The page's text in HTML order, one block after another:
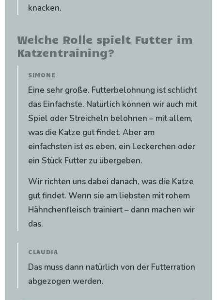
knacken.
Welche Rolle spielt Futter im
Katzentraining?
SIMONE
Eine sehr große. Futterbelohnung ist schlicht
das Einfachste. Natürlich können wir auch mit
Spiel oder Streicheln belohnen – mit allem,
was die Katze gut findet. Aber am
einfachsten ist es eben, ein Leckerchen oder
ein Stück Futter zu übergeben.
Wir richten uns dabei danach, was die Katze
gut findet. Wenn sie am liebsten mit rohem
Hähnchenfleisch trainiert – dann machen wir
das.
CLAUDIA
Das muss dann natürlich von der Futterration
abgezogen werden.